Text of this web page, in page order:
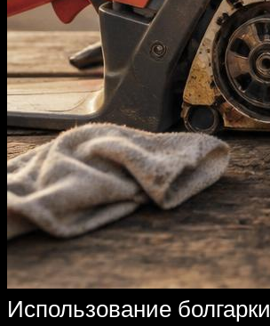
Использование болгарки